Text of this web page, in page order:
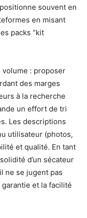
souvent en
en misant
packs “kit
volume : proposer
des marges
à la recherche
un effort de tri
Les descriptions
utilisateur (photos,
et qualité. En tant
d’un sécateur
ne se jugent pas
et la facilité